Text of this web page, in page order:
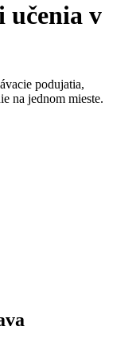
učenia v
podujatia,
na jednom mieste.